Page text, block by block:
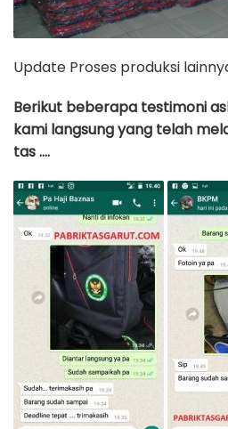
Update Proses produksi
Berikut beberapa testimoni
kami langsung yang telah
tas ….